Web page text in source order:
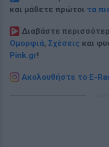
και μάθετε πρώτοι τα
Διαβάστε
Ομορφιά, Σχέσεις και
Pink.gr!
Ακολουθήστε το E-